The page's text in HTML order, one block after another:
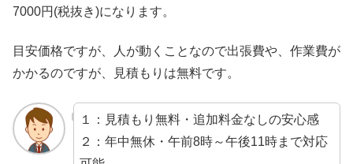
7000円(税抜き)になります。
目安価格ですが、人が動くことなので出張費や、作業費が
かかるのですが、見積もりは無料です。
１：見積もり無料・追加料金なしの安心感
２：年中無休・午前8時～午後11時まで対応